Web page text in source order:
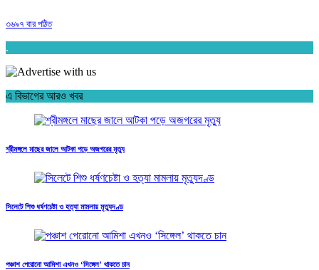
৩৬৯৭ বার পঠিত
.
এ বিভাগের আরও খবর
শ্রীমঙ্গলে মাছের জালে আটকা পড়ে অজগরের মৃত্যু
সিলেটে শিশু ধর্ষণচেষ্টা ও হত্যা মামলায় মৃত্যুদণ্ড
পঞ্চাশ পেরোনো আমিশা এখনও ‘সিঙ্গেল’ থাকতে চান